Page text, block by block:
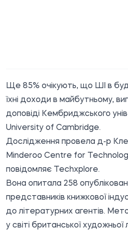
Ще 85% очікують, що ШІ в
їхні доходи в майбутньому,
доповіді Кембриджського
University of Cambridge.
Дослідження провела д-р
Minderoo Centre for
повідомляє
Techxplore.
Вона опитала 258
представників книжкової
до літературних агентів.
у світі британської художньої